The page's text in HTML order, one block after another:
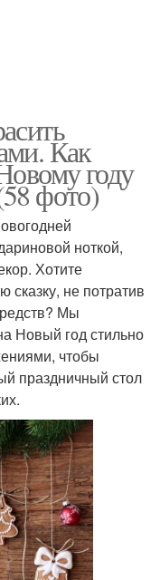
Как
году
фото)
ноткой,
Хотите
сказку, не потратив
Мы
Новый год стильно
чтобы
праздничный стол